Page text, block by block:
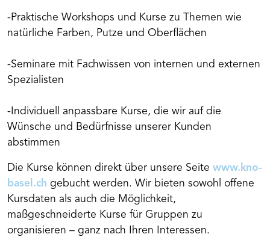
-Praktische Workshops und Kurse zu Themen wie
natürliche Farben, Putze und Oberflächen
-Seminare mit Fachwissen von internen und externen
Spezialisten
-Individuell anpassbare Kurse, die wir auf die
Wünsche und Bedürfnisse unserer Kunden
abstimmen
Die Kurse können direkt über unsere Seite www.kno-
basel.ch gebucht werden. Wir bieten sowohl offene
Kursdaten als auch die Möglichkeit,
maßgeschneiderte Kurse für Gruppen zu
organisieren – ganz nach Ihren Interessen.